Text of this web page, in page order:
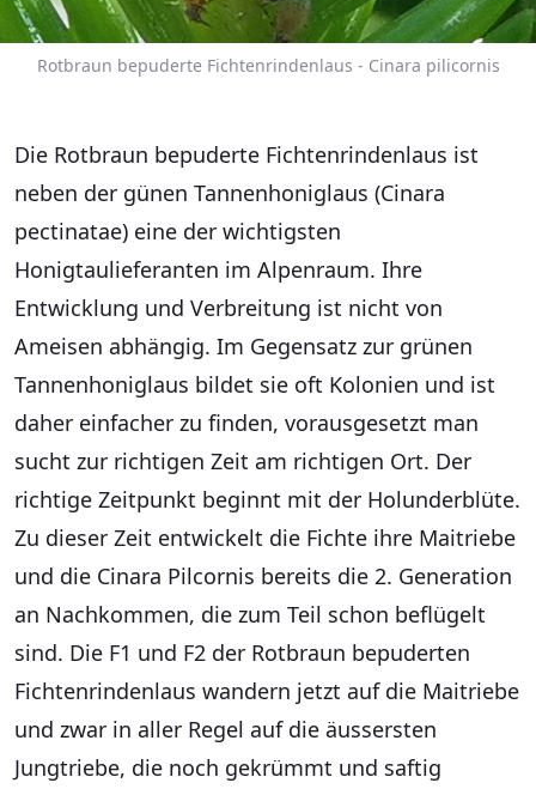
Rotbraun bepuderte Fichtenrindenlaus - Cinara pilicornis
Die Rotbraun bepuderte Fichtenrindenlaus ist
neben der günen Tannenhoniglaus (Cinara
pectinatae) eine der wichtigsten
Honigtaulieferanten im Alpenraum. Ihre
Entwicklung und Verbreitung ist nicht von
Ameisen abhängig. Im Gegensatz zur grünen
Tannenhoniglaus bildet sie oft Kolonien und ist
daher einfacher zu finden, vorausgesetzt man
sucht zur richtigen Zeit am richtigen Ort. Der
richtige Zeitpunkt beginnt mit der Holunderblüte.
Zu dieser Zeit entwickelt die Fichte ihre Maitriebe
und die Cinara Pilcornis bereits die 2. Generation
an Nachkommen, die zum Teil schon beflügelt
sind. Die F1 und F2 der Rotbraun bepuderten
Fichtenrindenlaus wandern jetzt auf die Maitriebe
und zwar in aller Regel auf die äussersten
Jungtriebe, die noch gekrümmt und saftig